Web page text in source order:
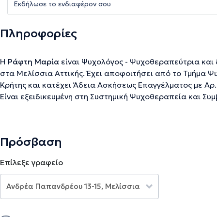
Εκδήλωσε το ενδιαφέρον σου
Πληροφορίες
Η Ράφτη Μαρία είναι Ψυχολόγος - Ψυχοθεραπεύτρια και
στα Μελίσσια Αττικής. Έχει αποφοιτήσει από το Τμήμα
Κρήτης και κατέχει Άδεια Ασκήσεως Επαγγέλματος με
Είναι εξειδικευμένη στη Συστημική Ψυχοθεραπεία και
Ειδικών Θεραπειών "Λογοπαίγνιο". Επιπλέον, έχει
ιδιωτικό της γραφείο, αλλά και με συνεδρίες online
σεβόμενη κάθε θεραπευόμενο.
Πρόσβαση
Επίλεξε γραφείο